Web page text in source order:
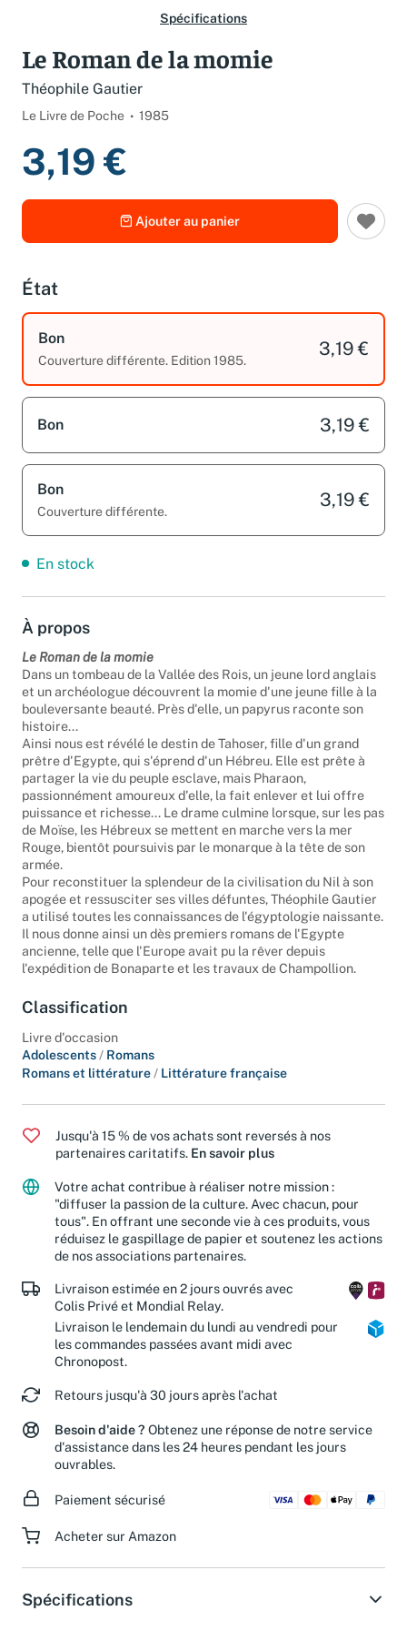
Le Roman de la momie
Théophile Gautier
3,19 €
Ajouter au panier
État
Bon 3,19 €
3,19 €
Bon 3,19 €
À propos
Le Roman de la momie
Dans un tombeau de la Vallée des Rois, un jeune lord anglais
et un archéologue découvrent la momie d'une jeune fille à la
bouleversante beauté. Près d'elle, un papyrus raconte son
histoire...
Ainsi nous est révélé le destin de Tahoser, fille d'un grand
prêtre d'Egypte, qui s'éprend d'un Hébreu. Elle est prête à
partager la vie du peuple esclave, mais Pharaon,
passionnément amoureux d'elle, la fait enlever et lui offre
puissance et richesse... Le drame culmine lorsque, sur les pas
de Moïse, les Hébreux se mettent en marche vers la mer
Rouge, bientôt poursuivis par le monarque à la tête de son
armée.
Pour reconstituer la splendeur de la civilisation du Nil à son
apogée et ressusciter ses villes défuntes, Théophile Gautier
a utilisé toutes les connaissances de l'égyptologie naissante.
Il nous donne ainsi un dès premiers romans de l'Egypte
ancienne, telle que l'Europe avait pu la rêver depuis
l'expédition de Bonaparte et les travaux de Champollion.
Classification
Livre d'occasion
Adolescents/ Romans
Jusqu'à 15 % de vos achats sont reversés à nos
partenaires caritatifs.
En savoir plus
Votre achat contribue à réaliser notre mission :
"diffuser la passion de la culture. Avec chacun, pour
tous". En offrant une seconde vie à ces produits, vous
réduisez le gaspillage de papier et soutenez les actions
de nos associations partenaires.
Livraison estimée en 2 jours ouvrés avec
Colis Privé et Mondial Relay.
Livraison le lendemain du lundi au vendredi pour
les commandes passées avant midi avec
Retours jusqu'à 30 jours après l'achat
Besoin d'aide ?Obtenez une réponse de notre service
d'assistance dans les 24 heures pendant les jours
Spécifications